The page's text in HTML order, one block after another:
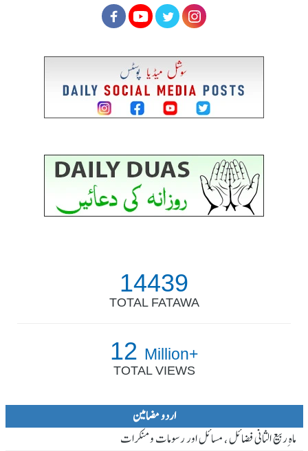
14439
TOTAL FATAWA
12 Million+
TOTAL VIEWS
اردو مضامین
ماہ ِربیع الثانی فضائل ، مسائل اور رسومات و منکرات